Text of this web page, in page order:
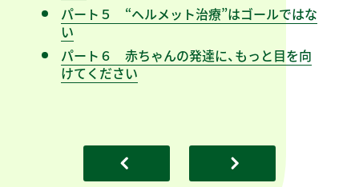
パート５ “ヘルメット治療”はゴールではな
い
パート６ 赤ちゃんの発達に、もっと目を向
けてください